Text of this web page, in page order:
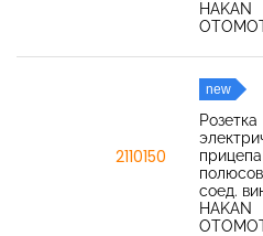
HAKAN
2110150
new
Розетка
соед.
HAKAN